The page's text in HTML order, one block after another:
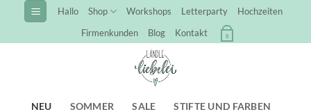
Inhalt
springen
Hallo Shop Workshops Letterparty
Hochzeiten
Firmenkunden
Blog Kontakt 0
NEU SOMMER SALE STIFTE UND FARBEN